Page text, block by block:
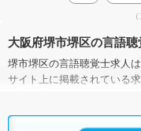
大阪府堺市堺区の言語
堺市堺区の言語聴覚士求人
サイト上に掲載されている求
にお申し